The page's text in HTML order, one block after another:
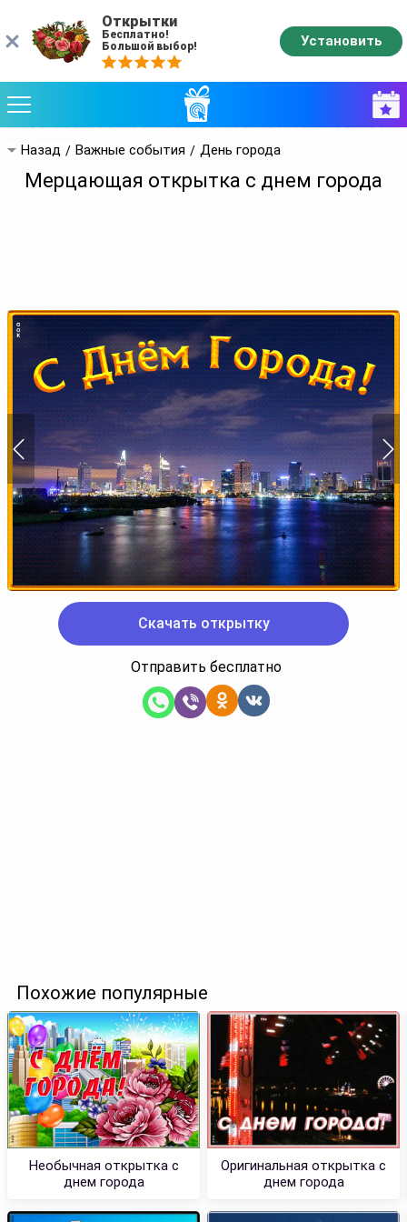
Назад Важные события День города
Мерцающая открытка с днем города
Скачать открытку
Отправить бесплатно
Похожие популярные
Необычная открытка с
днем города
Оригинальная открытка с
днем города
Открытки
Бесплатно!
Большой выбор!
Установить